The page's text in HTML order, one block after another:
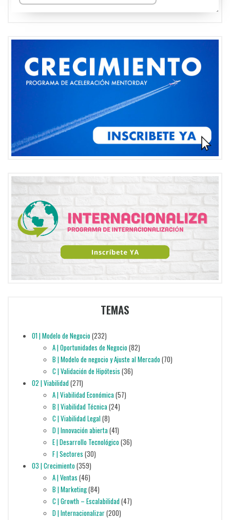
TEMAS
01 | Modelo de Negocio(232)
A | Oportunidades de Negocio(82)
B | Modelo de negocio y Ajuste al Mercado(70)
C | Validación de Hipótesis (36)
02 | Viabilidad(271)
A | Viabilidad Económica(57)
B | Viabilidad Técnica(24)
C | Viabilidad Legal(8)
D | Innovación abierta(41)
E | Desarrollo Tecnológico(36)
F | Sectores (30)
03 | Crecimiento(359)
A | Ventas (46)
B | Marketing(84)
C | Growth – Escalabilidad(47)
D | Internacionalizar(200)